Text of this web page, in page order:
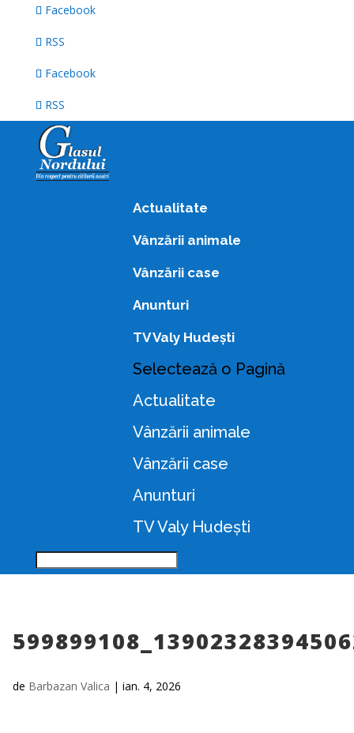
Facebook
RSS
Facebook
RSS
Actualitate
Vânzării animale
Vânzării case
Anunturi
TV Valy Hudești
Selectează o Pagină
Actualitate
Vânzării animale
Vânzării case
Anunturi
TV Valy Hudești
de Barbazan Valica | ian. 4, 2026